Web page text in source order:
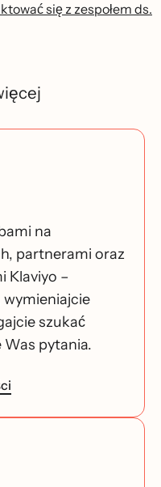
się z zespołem ds.
na
partnerami oraz
Klaviyo –
wymieniajcie
szukać
pytania.